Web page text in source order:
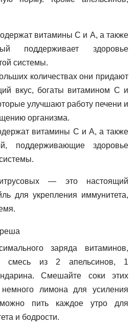
витамины C и A, а также
поддерживает здоровье
системы.
количествах они придают
вкус, богаты витамином С и
улучшают работу печени и
организма.
витамины С и А, а также
поддерживающие здоровье
— это настоящий
для укрепления иммунитета,
заряда витаминов,
смесь из 2 апельсинов, 1
Смешайте соки этих
лимона для усиления
пить каждое утро для
и бодрости.